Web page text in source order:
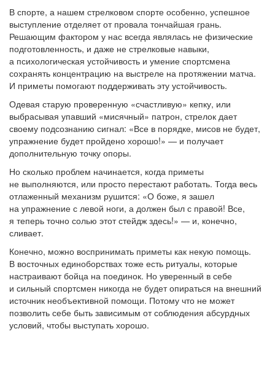
В спорте, а нашем стрелковом спорте особенно, успешное
выступление отделяет от провала тончайшая грань.
Решающим фактором у нас всегда являлась не физические
подготовленность, и даже не стрелковые навыки,
а психологическая устойчивость и умение спортсмена
сохранять концентрацию на выстреле на протяжении матча.
И приметы помогают поддерживать эту устойчивость.
Одевая старую проверенную «счастливую» кепку, или
выбрасывая упавший «мисячный» патрон, стрелок дает
своему подсознанию сигнал: «Все в порядке, мисов не будет,
упражнение будет пройдено хорошо!» — и получает
дополнительную точку опоры.
Но сколько проблем начинается, когда приметы
не выполняются, или просто перестают работать. Тогда весь
отлаженный механизм рушится: «О боже, я зашел
на упражнение с левой ноги, а должен был с правой! Все,
я теперь точно солью этот стейдж здесь!» — и, конечно,
сливает.
Конечно, можно воспринимать приметы как некую помощь.
В восточных единоборствах тоже есть ритуалы, которые
настраивают бойца на поединок. Но уверенный в себе
и сильный спортсмен никогда не будет опираться на внешний
источник необъективной помощи. Потому что не может
позволить себе быть зависимым от соблюдения абсурдных
условий, чтобы выступать хорошо.